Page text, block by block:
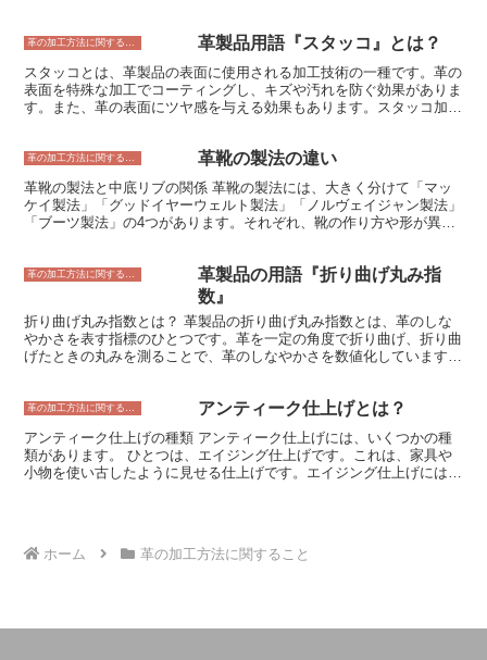
性仕上げとは何か 革製品の仕上げには、水性仕上げの他に、油性仕
性樹脂を使用した仕上げで、ラッカー仕上げは、ラッカーを塗布して
仕上げたものです。 水性仕上げは、油性仕上げやラッカー仕上げに
比べて、革の風合いを損ないにくく、耐久性も高いのが特徴です。ま
荷を軽減することができます。
革製品用語『スタッコ』とは？
スタッコとは、革製品の表面に使用される加工技術の一種です。革の
表面を特殊な加工でコーティングし、キズや汚れを防ぐ効果がありま
す。また、革の表面にツヤ感を与える効果もあります。スタッコ加工
は、他の動物の革に比べて表面が硬いため、キズや汚れが目立ちやす
で、キズや汚れを防ぎ、革の表面にツヤ感を与える効果があります。
革の加工方法に関すること 革靴の製法の違い
革靴の製法と中底リブの関係 革靴の製法には、大きく分けて「マッ
ケイ製法」「グッドイヤーウェルト製法」「ノルヴェイジャン製法」
「ブーツ製法」の4つがあります。それぞれ、靴の作り方や形が異な
は使用しません。この製法で作られた靴は、軽量で柔らかく、履き心
地が良いのが特徴です。しかし、耐久性は他の製法に比べて劣りま
んで縫い合わせる製法です。中底リブは、靴の強度と耐久性を高める
役割を果たします。この製法で作られた靴は、マッケイ製法の靴より
も重く硬くなりますが、耐久性が高く、長持ちします。 ノルヴェイ
を靴底に直接縫い付けるのではなく、靴底に溝を掘って中底リブを差
し込み、その後、靴底を縫い合わせる製法です。この製法で作られた
靴は、グッドイヤーウェルト製法の靴よりもさらに強度と耐久性が高
く、過酷な環境でも使用することができます。 ブーツ製法は、靴底
と靴のアッパーを直接縫い合わせる製法です。中底リブは使用しませ
ん。この製法で作られた靴は、マッケイ製法の靴と同様に軽量で柔ら
革の加工方法に関すること
革製品の用語『折り曲げ丸み指
数』
折り曲げ丸み指数とは？ 革製品の折り曲げ丸み指数とは、革のしな
やかさを表す指標のひとつです。革を一定の角度で折り曲げ、折り曲
げたときの丸みを測ることで、革のしなやかさを数値化しています。
造する際に、革をなめすときに使用する薬品や、革を乾燥させる温度
ても、しなやかさに違いがあります。たとえば、牛革は豚革よりもし
なやかである傾向があります。
アンティーク仕上げとは？
アンティーク仕上げの種類 アンティーク仕上げには、いくつかの種
類があります。 ひとつは、エイジング仕上げです。これは、家具や
小物を使い古したように見せる仕上げです。エイジング仕上げには、
あり、例えば、家具や小物に経年変化による色褪せや汚れを再現した
ー仕上げには、さまざまな方法があり、例えば、家具や小物に傷をつ
ホーム 革の加工方法に関すること